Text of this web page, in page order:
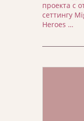
проекта с
сеттингу
Heroes …